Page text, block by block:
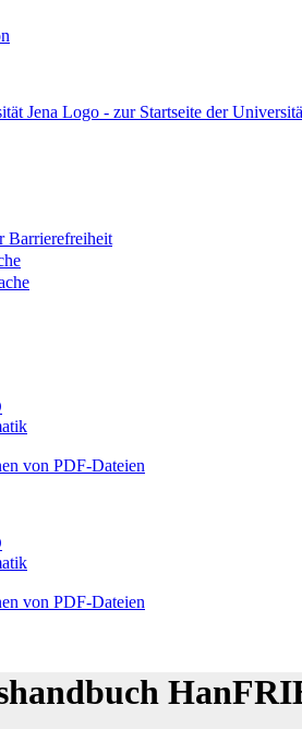
Jena Logo - zur Startseite der
Barrierefreiheit
von PDF-Dateien
von PDF-Dateien